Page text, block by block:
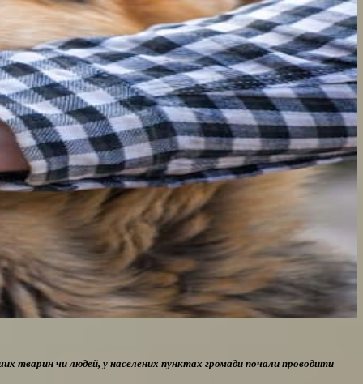
тварин чи людей, у населених пунктах громади почали проводити